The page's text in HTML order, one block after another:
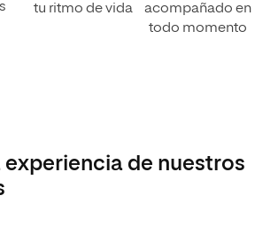
tu ritmo de vida
acompañado en
todo momento
experiencia de nuestros